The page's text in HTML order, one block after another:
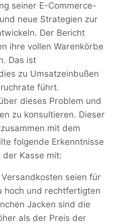
seiner E-Commerce-
neue Strategien zur
Der Bericht
ihre vollen Warenkörbe
Das ist
zu Umsatzeinbußen
führt.
dieses Problem und
zu konsultieren. Dieser
mit dem
folgende Erkenntnisse
der Kasse mit:
seien für
hoch und rechtfertigten
Jacken sind die
als der Preis der